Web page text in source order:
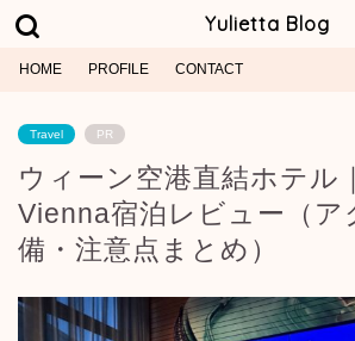
Yulietta Blog
HOME PROFILE CONTACT
Travel PR
ウィーン空港直結ホテル
Vienna宿泊レビュー（ア
備・注意点まとめ）